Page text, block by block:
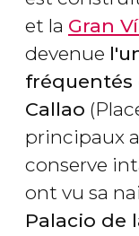
et la Gran
devenue
fréquentés
Callao
principaux
conserve
ont vu sa
Palacio de